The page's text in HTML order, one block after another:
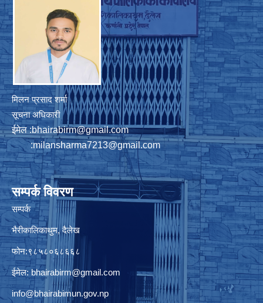
मिलन प्रसाद शर्मा
सूचना अधिकारी
ईमेल :bhairabirm@gmail.com
:milansharma7213@gmail.com
सम्पर्क विवरण
सम्पर्क
भैरीकालिकाथुम, दैलेख
फोन:९८५८०६८६६८
ईमेल: bhairabirm@gmail.com
info@bhairabimun.gov.np